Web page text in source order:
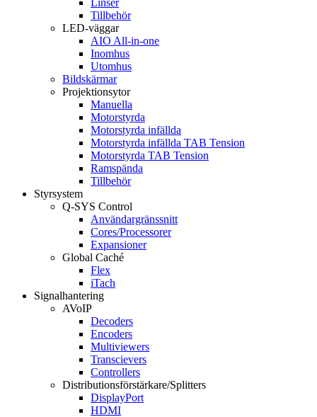
Linser
Tillbehör
LED-väggar
AIO All-in-one
Inomhus
Utomhus
Bildskärmar
Projektionsytor
Manuella
Motorstyrda
Motorstyrda infällda
Motorstyrda infällda TAB Tension
Motorstyrda TAB Tension
Ramspända
Tillbehör
Styrsystem
Q-SYS Control
Användargränssnitt
Cores/Processorer
Expansioner
Global Caché
Flex
iTach
Signalhantering
AVoIP
Decoders
Encoders
Multiviewers
Transcievers
Controllers
Distributionsförstärkare/Splitters
DisplayPort
HDMI